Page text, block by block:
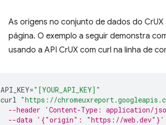
As origens no conjunto de dados do CrUX
página. O exemplo a seguir demonstra
usando a API CrUX com curl na linha de
API_KEY="[YOUR_API_KEY]"
curl "https://
--header 'Content-Type: application/
--data '{"origin": "https://web.dev"}'